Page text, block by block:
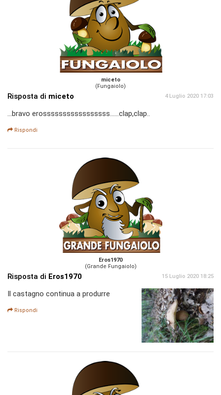
miceto
(Fungaiolo)
Risposta di miceto 4 Luglio 2020 17:03
...bravo erosssssssssssssssss......clap,clap..
Rispondi
Eros1970
(Grande Fungaiolo)
Risposta di Eros1970 15 Luglio 2020 18:25
Il castagno continua a produrre
Rispondi